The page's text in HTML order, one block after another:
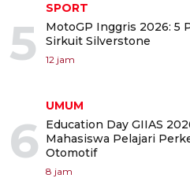
5
SPORT
MotoGP Inggris 2026: 5
Sirkuit Silverstone
12 jam
6
UMUM
Education Day GIIAS
Mahasiswa Pelajari
Otomotif
8 jam